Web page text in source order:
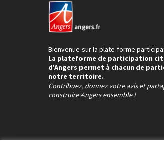
Bienvenue sur la plate-forme
La plateforme de participation
d'Angers permet à chacun de
notre territoire.
Contribuez, donnez votre avis et
construire Angers ensemble !